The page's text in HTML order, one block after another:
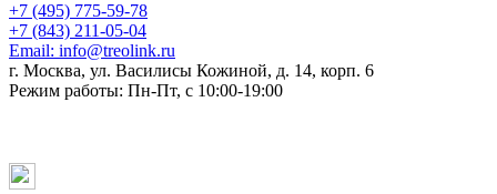
+7 (495) 775-59-78
+7 (843) 211-05-04
Email: info@treolink.ru
г. Москва, ул. Василисы Кожиной, д. 14, корп. 6
Режим работы: Пн-Пт, с 10:00-19:00